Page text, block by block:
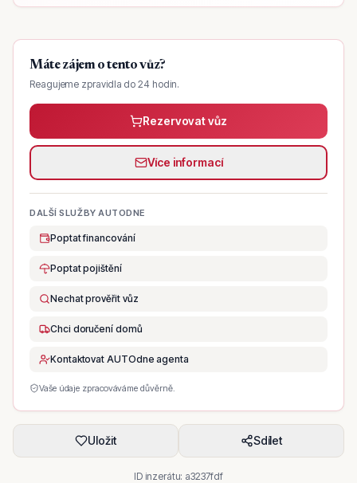
Máte zájem o tento vůz?
Reagujeme zpravidla do 24 hodin.
Rezervovat vůz
Více informací
DALŠÍ SLUŽBY AUTODNE
Poptat financování
Poptat pojištění
Nechat prověřit vůz
Chci doručení domů
Kontaktovat AUTOdne agenta
Vaše údaje zpracováváme důvěrně.
Uložit Sdílet
ID inzerátu: a3237fdf